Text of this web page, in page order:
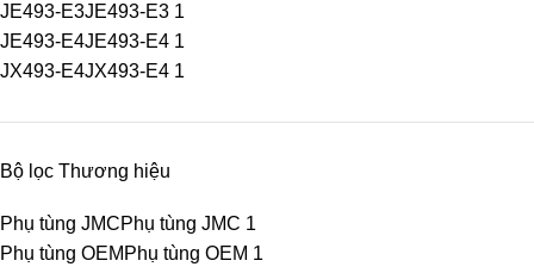
JE493-E3JE493-E3 1
JE493-E4JE493-E4 1
JX493-E4JX493-E4 1
Bộ lọc Thương hiệu
Phụ tùng JMCPhụ tùng JMC 1
Phụ tùng OEM Phụ tùng OEM 1